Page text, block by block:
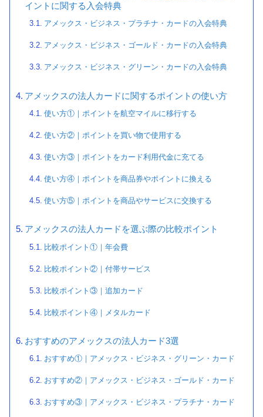
イントに関する入会特典
アメックス・ビジネス・プラチナ・カードの入会特典
アメックス・ビジネス・ゴールド・カードの入会特典
アメックス・ビジネス・グリーン・カードの入会特典
アメックスの法人カードに関するポイントの使い方
使い方①｜ポイントを航空マイルに移行する
使い方②｜ポイントを買い物で使用する
使い方③｜ポイントをカード利用代金に充てる
使い方④｜ポイントを商品券やポイントに換える
使い方⑤｜ポイントを商品やサービスに交換する
アメックスの法人カードを選ぶ際の比較ポイント
比較ポイント①｜年会費
比較ポイント②｜付帯サービス
比較ポイント③｜追加カード
比較ポイント④｜メタルカード
おすすめのアメックスの法人カード3選
おすすめ①｜アメックス・ビジネス・グリーン・カード
おすすめ②｜アメックス・ビジネス・ゴールド・カード
おすすめ③｜アメックス・ビジネス・プラチナ・カード